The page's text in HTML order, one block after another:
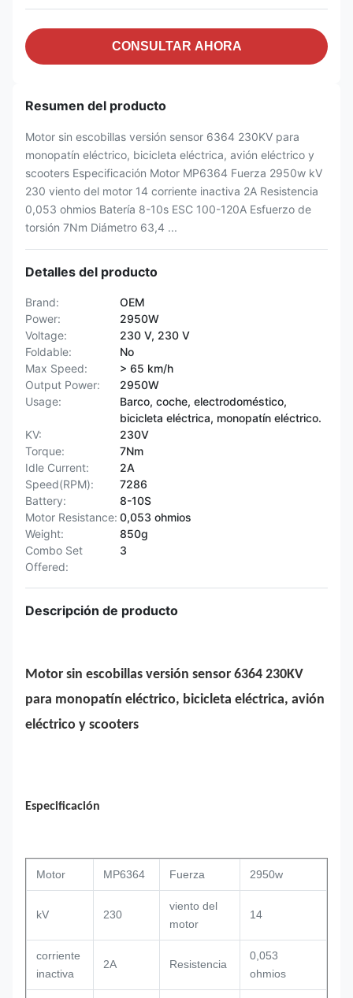
CONSULTAR AHORA
Resumen del producto
Motor sin escobillas versión sensor 6364 230KV para
monopatín eléctrico, bicicleta eléctrica, avión eléctrico y
scooters Especificación Motor MP6364 Fuerza 2950w kV
230 viento del motor 14 corriente inactiva 2A Resistencia
0,053 ohmios Batería 8-10s ESC 100-120A Esfuerzo de
torsión 7Nm Diámetro 63,4 ...
Detalles del producto
Brand:
OEM
Power:
2950W
Voltage:
230 V, 230 V
Foldable:
No
Max Speed:
> 65 km/h
Output Power:
2950W
Usage:
Barco, coche, electrodoméstico,
bicicleta eléctrica, monopatín eléctrico.
KV:
230V
Torque:
7Nm
Idle Current:
2A
Speed(RPM):
7286
Battery:
8-10S
Motor Resistance: 0,053 ohmios
Weight:
850g
Combo Set
Offered:
3
Descripción de producto
Motor sin escobillas versión sensor 6364 230KV
para monopatín eléctrico, bicicleta eléctrica, avión
eléctrico y scooters
Especificación
Motor MP6364 Fuerza 2950w
kV 230
viento del
motor
14
corriente
inactiva
2A Resistencia
0,053
ohmios